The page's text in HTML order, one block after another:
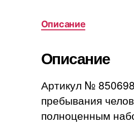
Описание
Описание
Артикул №
пребывания
полноценным